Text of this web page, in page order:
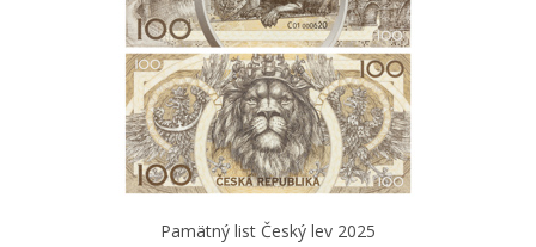
Pamätný list Český lev 2025